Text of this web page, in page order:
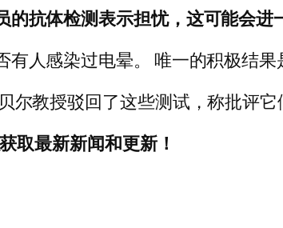
抗体检测表示担忧，这可能会进
人感染过电晕。 唯一的积极结
尔教授驳回了这些测试，称批评
取最新新闻和更新！